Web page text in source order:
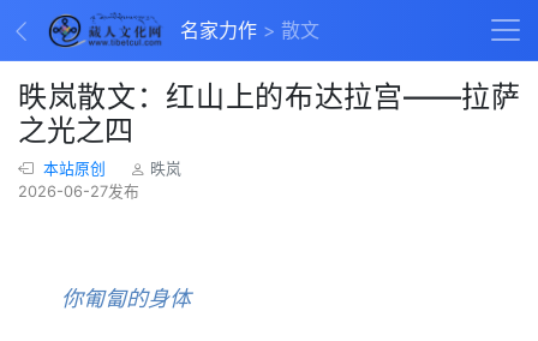
名家力作 散文
昳岚散文：红山上的布达拉宫——拉萨
之光之四
本站原创
昳岚
2026-06-27发布
你匍匐的身体